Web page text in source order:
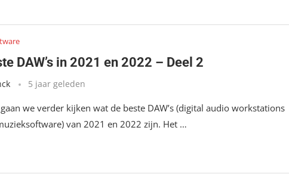
DAW’s in 2021 en 2022 – Deel 2
5 jaar geleden
we verder kijken wat de beste DAW’s (digital audio workstations
van 2021 en 2022 zijn. Het …